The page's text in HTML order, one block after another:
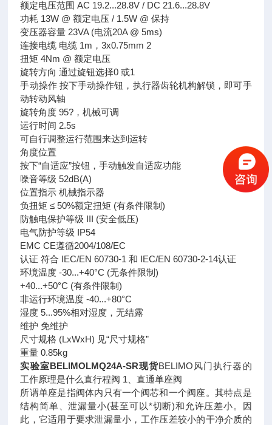
额定电压范围 AC 19.2...28.8V / DC 21.6...28.8V
功耗 13W @ 额定电压 / 1.5W @ 保持
变压器容量 23VA (电流20A @ 5ms)
连接电缆 电缆 1m，3x0.75mm 2
扭矩 4Nm @ 额定电压
旋转方向 通过旋钮选择0 或1
手动操作 按下手动操作钮，执行器齿轮机构解锁，即可手
动转动风轴
旋转角度 95?，机械可调
运行时间 2.5s
可自行调整运行范围来达到运转
角度位置
按下“自适应”按钮，手动触发自适应功能
噪音等级 52dB(A)
位置指示 机械指示器
负扭矩 ≤ 50%额定扭矩 (有条件限制)
防触电保护等级 III (安全低压)
电气防护等级 IP54
EMC CE遵循2004/108/EC
认证 符合 IEC/EN 60730-1 和 IEC/EN 60730-2-14认证
环境温度 -30...+40°C (无条件限制)
+40...+50°C (有条件限制)
非运行环境温度 -40...+80°C
湿度 5...95%相对湿度，无结露
维护 免维护
尺寸规格 (LxWxH) 见“尺寸规格”
重量 0.85kg
实验室BELIMOLMQ24A-SR现货BELIMO风门执行器的
工作原理是什么直行程阀 1、直通单座阀
所谓单座是指阀体内只有一个阀芯和一个阀座。其特点是
结构简单、泄漏量小(甚至可以*切断)和允许压差小。因
此，它适用于要求泄漏量小，工作压差较小的干净介质的